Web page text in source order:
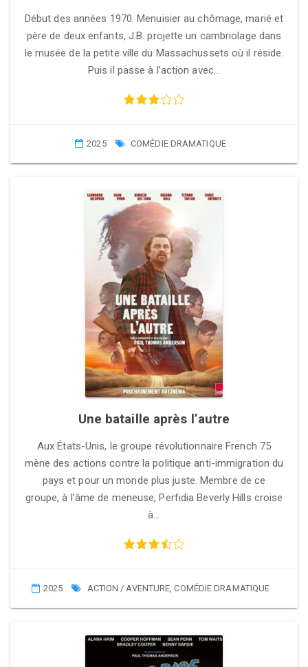
Début des années 1970. Menuisier au chômage, marié et
père de deux enfants, J.B. projette un cambriolage dans
le musée de la petite ville du Massachussets où il réside.
Puis il passe à l’action avec…
2025 COMÉDIE DRAMATIQUE
Une bataille après l’autre
Aux États-Unis, le groupe révolutionnaire French 75
mène des actions contre la politique anti-immigration du
pays et pour un monde plus juste. Membre de ce
groupe, à l’âme de meneuse, Perfidia Beverly Hills croise
à…
2025 ACTION / AVENTURE,COMÉDIE DRAMATIQUE